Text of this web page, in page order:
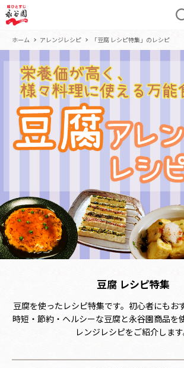
ホーム アレンジレシピ 「豆腐 レシピ特集」のレシピ
豆腐 レシピ特集
豆腐を使ったレシピ特集です。初心者にもお
時短・節約・ヘルシーな豆腐と永谷園商品を
レンジレシピをご紹介します